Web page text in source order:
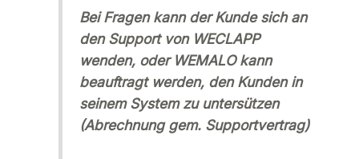
Bei Fragen kann der Kunde sich an
den Support von WECLAPP
wenden, oder WEMALO kann
beauftragt werden, den Kunden in
seinem System zu untersützen
(Abrechnung gem. Supportvertrag)